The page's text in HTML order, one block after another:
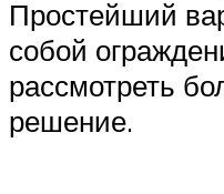
Простейший
собой
рассмотреть
решение.